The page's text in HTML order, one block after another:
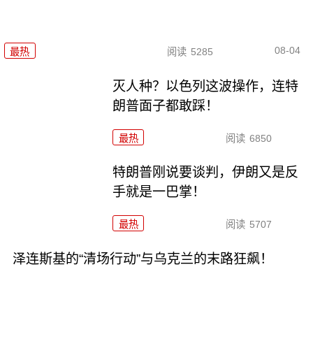
最热 阅读 5285 08-04
灭人种？以色列这波操作，连特
朗普面子都敢踩！
最热 阅读 6850
特朗普刚说要谈判，伊朗又是反
手就是一巴掌！
最热 阅读 5707
泽连斯基的“清场行动”与乌克兰的末路狂飙！